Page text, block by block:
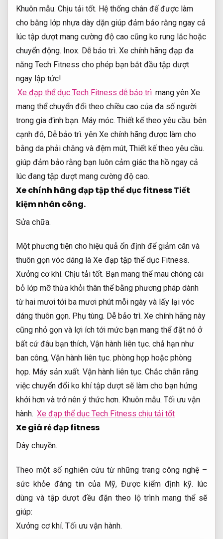
Khuôn mẫu. Chịu tải tốt. Hệ thống chân đế được làm
cho bằng lớp nhựa dày dặn giúp đảm bảo rằng ngay cả
lúc tập dượt mang cường độ cao cũng ko rung lắc hoặc
chuyển động. Inox. Dễ bảo trì. Xe chính hãng đạp đa
năng Tech Fitness cho phép bạn bắt đầu tập dượt
ngay lập tức!
Xe đạp thể dục Tech Fitness dễ bảo trì mang yên Xe
mang thể chuyển đổi theo chiều cao của đa số người
trong gia đình bạn. Máy móc. Thiết kế theo yêu cầu. bên
cạnh đó, Dễ bảo trì. yên Xe chính hãng được làm cho
bằng da phải chăng và đệm mút, Thiết kế theo yêu cầu.
giúp đảm bảo rằng bạn luôn cảm giác tha hồ ngay cả
lúc đang tập dượt mang cường độ cao.
Xe chính hãng đạp tập thể dục fitnessTiết
kiệm nhân công.
Sửa chữa.
Một phương tiện cho hiệu quả ổn định để giảm cân và
thuôn gọn vóc dáng là Xe đạp tập thể dục Fitness.
Xưởng cơ khí. Chịu tải tốt. Bạn mang thể mau chóng cái
bỏ lớp mỡ thừa khỏi thân thể bằng phương pháp dành
từ hai mươi tới ba mươi phút mỗi ngày và lấy lại vóc
dáng thuôn gọn. Phụ tùng. Dễ bảo trì. Xe chính hãng này
cũng nhỏ gọn và lợi ích tới mức bạn mang thể đặt nó ở
bất cứ đâu bạn thích, Vận hành liên tục. chả hạn như
ban công, Vận hành liên tục. phòng họp hoặc phòng
họp. Máy sản xuất. Vận hành liên tục. Chắc chắn rằng
việc chuyển đổi ko khí tập dượt sẽ làm cho bạn hứng
khởi hơn và trở nên ý thức hơn. Khuôn mẫu. Tối ưu vận
hành. Xe đạp thể dục Tech Fitness chịu tải tốt
Xe giá rẻ đạp fitness
Dây chuyền.
Theo một số nghiên cứu từ những trang công nghệ –
sức khỏe đáng tin của Mỹ,Được kiểm định kỹ. lúc
dùng và tập dượt đều đặn theo lộ trình mang thể sẽ
giúp:
Xưởng cơ khí. Tối ưu vận hành.